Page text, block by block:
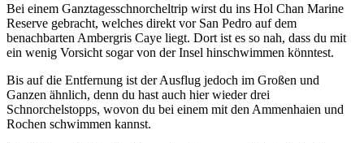
Bei einem Ganztagesschnorcheltrip wirst du ins Hol Chan Marine
Reserve gebracht, welches direkt vor San Pedro auf dem
benachbarten Ambergris Caye liegt. Dort ist es so nah, dass du mit
ein wenig Vorsicht sogar von der Insel hinschwimmen könntest.
Bis auf die Entfernung ist der Ausflug jedoch im Großen und
Ganzen ähnlich, denn du hast auch hier wieder drei
Schnorchelstopps, wovon du bei einem mit den Ammenhaien und
Rochen schwimmen kannst.